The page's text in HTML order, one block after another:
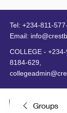
Tel: +234-811-
Email:
COLLEGE -
8184-629
Groups